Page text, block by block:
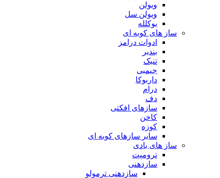
ویولن
ویولن سل
یوکلله
ساز های کوبه ای
ادوات درامز
بندیر
تنبک
جیمبی
داربوکا
درام
دف
سازهای افکتی
کاخن
کوزه
سایر سازهای کوبه ای
ساز های بادی
ترومپت
سازدهنی
سازدهنی ترمولو